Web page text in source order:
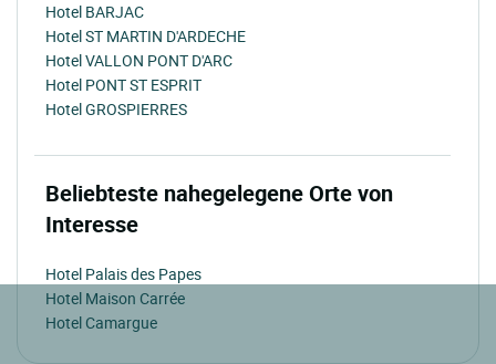
Hotel BARJAC
Hotel ST MARTIN D'ARDECHE
Hotel VALLON PONT D'ARC
Hotel PONT ST ESPRIT
Hotel GROSPIERRES
Beliebteste nahegelegene Orte von
Interesse
Hotel Palais des Papes
Hotel Maison Carrée
Hotel Camargue